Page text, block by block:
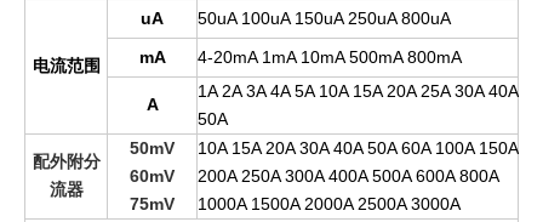
电流范围
uA
50uA 100uA 150uA 250uA 800uA
mA
4-20mA 1mA 10mA 500mA 800mA
A
1A 2A 3A 4A 5A 10A 15A 20A 25A 30A 40A
50A
配外附分
流器
50mV
60mV
75mV
10A 15A 20A 30A 40A 50A 60A 100A 150A
200A 250A 300A 400A 500A 600A 800A
1000A 1500A 2000A 2500A 3000A